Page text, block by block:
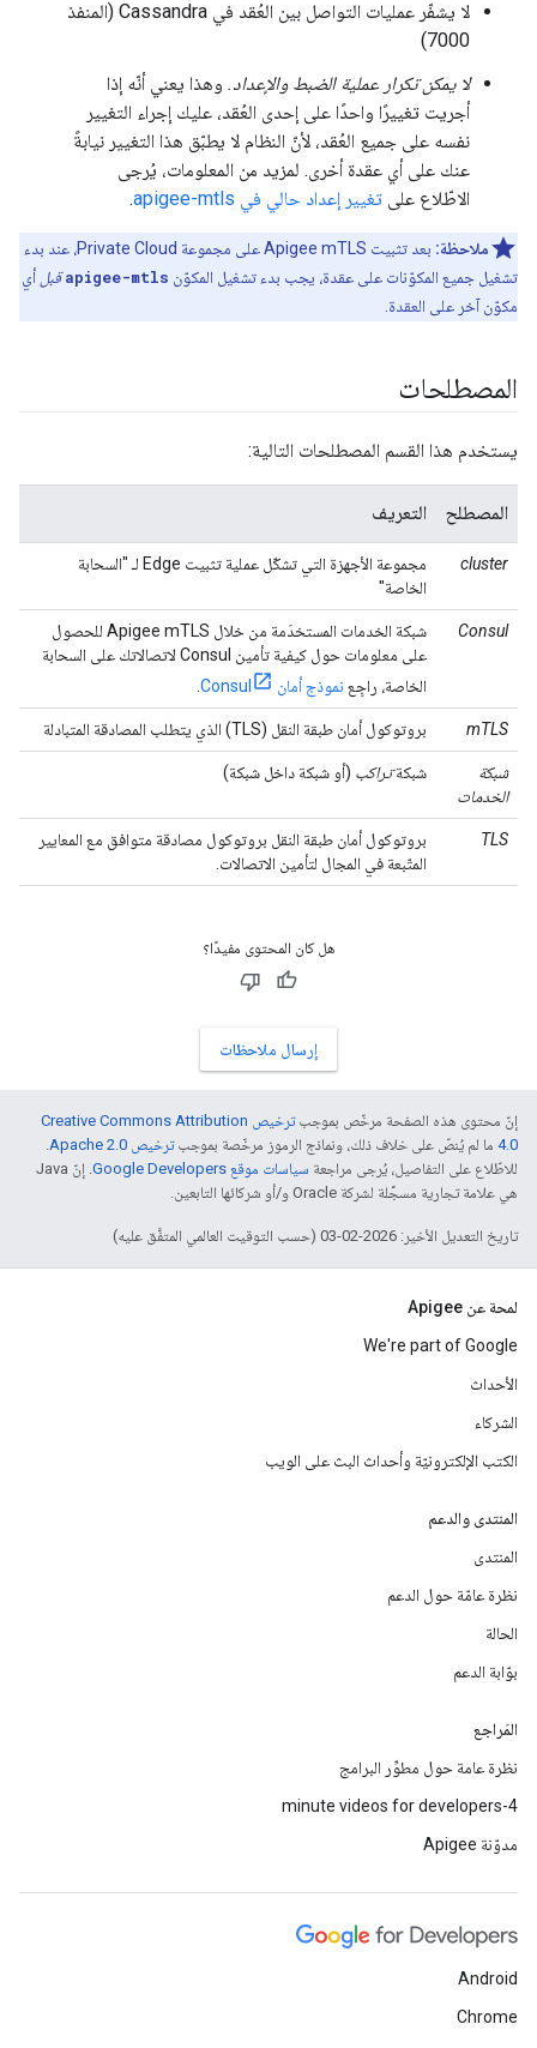
لا يشفّر عمليات التواصل بين العُقد في Cassandra (المنفذ
7000)
لا يمكن تكرار عملية الضبط والإعداد. وهذا يعني أنّه إذا
أجريت تغييرًا واحدًا على إحدى العُقد، عليك إجراء التغيير
نفسه على جميع العُقد، لأنّ النظام لا يطبّق هذا التغيير نيابةً
عنك على أي عقدة أخرى. لمزيد من المعلومات، يُرجى
الاطّلاع على تغيير إعداد حالي في apigee-mtls .
ملاحظة:
بعد تثبيت Apigee mTLS على مجموعة Private Cloud، عند بدء
تشغيل جميع المكوّنات على عقدة، يجب بدء تشغيل المكوّن apigee-mtls قبل
أي
مكوّن آخر على العقدة.
المصطلحات
يستخدم هذا القسم المصطلحات التالية:
المصطلح التعريف
cluster
مجموعة الأجهزة التي تشكّل عملية تثبيت Edge لـ "السحابة
الخاصة"
Consul
شبكة الخدمات المستخدَمة من خلال Apigee mTLS للحصول
على معلومات حول كيفية تأمين Consul لاتصالاتك على السحابة
الخاصة، راجِع نموذج أمان Consul
mTLS بروتوكول أمان طبقة النقل (TLS) الذي يتطلب المصادقة المتبادلة
شبكة
الخدمات
شبكةتراكب (أو شبكة داخل شبكة)
TLS
بروتوكول أمان طبقة النقل بروتوكول مصادقة متوافق مع المعايير
المتّبعة في المجال لتأمين الاتصالات.
هل كان المحتوى مفيدًا؟
إرسال ملاحظات
إنّ محتوى هذه الصفحة مرخّص بموجب
ترخيص Creative Commons Attribution
4.0‏ ما لم يُنصّ على خلاف ذلك، ونماذج الرموز مرخّصة بموجبترخيص Apache 2.0‏
.
للاطّلاع على التفاصيل، يُرجى مراجعة سياسات موقع Google Developers‏
. إنّ Java
هي علامة تجارية مسجَّلة لشركة Oracle و/أو شركائها التابعين.
تاريخ التعديل الأخير: 2026-02-03 (حسب التوقيت العالمي المتفَّق عليه)
لمحة عن Apigee
We're part of Google
الأحداث
الشركاء
الكتب الإلكترونيّة وأحداث البث على الويب
المنتدى والدعم
المنتدى
نظرة عامّة حول الدعم
الحالة
بوّابة الدعم
المَراجع
نظرة عامة حول مطوِّر البرامج
4-minute videos for developers
مدوّنة Apigee
Android
Chrome